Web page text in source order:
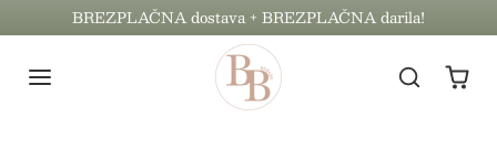
Preskoči na vsebino
BREZPLAČNA dostava + BREZPLAČNA darila!